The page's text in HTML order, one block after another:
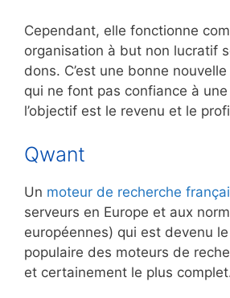
Cependant, elle fonctionne
organisation à but non lucratif
dons. C’est une bonne
qui ne font pas confiance à
l’objectif est le revenu et le
Qwant
Un moteur de recherche
serveurs en Europe et aux
européennes) qui est devenu
populaire des moteurs de
et certainement le plus